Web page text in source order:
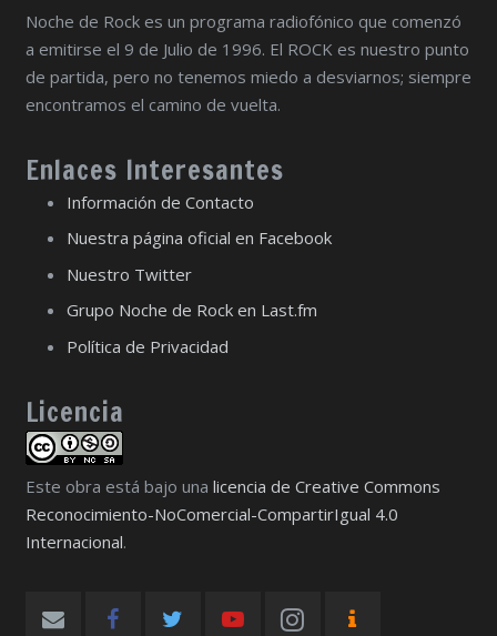
Noche de Rock es un programa radiofónico que comenzó
a emitirse el 9 de Julio de 1996. El ROCK es nuestro punto
de partida, pero no tenemos miedo a desviarnos; siempre
encontramos el camino de vuelta.
Enlaces Interesantes
Información de Contacto
Nuestra página oficial en Facebook
Nuestro Twitter
Grupo Noche de Rock en Last.fm
Política de Privacidad
Licencia
Este obra está bajo una licencia de Creative Commons
Reconocimiento-NoComercial-CompartirIgual 4.0
Internacional.